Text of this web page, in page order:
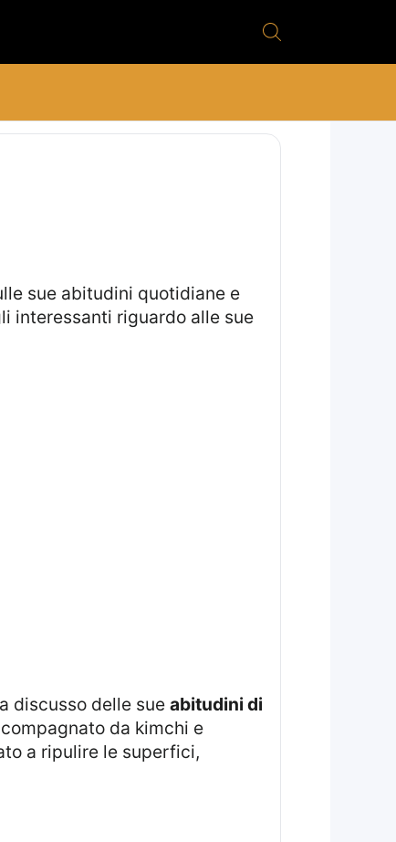
interessanti riguardo alle sue
discusso delle sue abitudini di
da kimchi e
a ripulire le superfici,